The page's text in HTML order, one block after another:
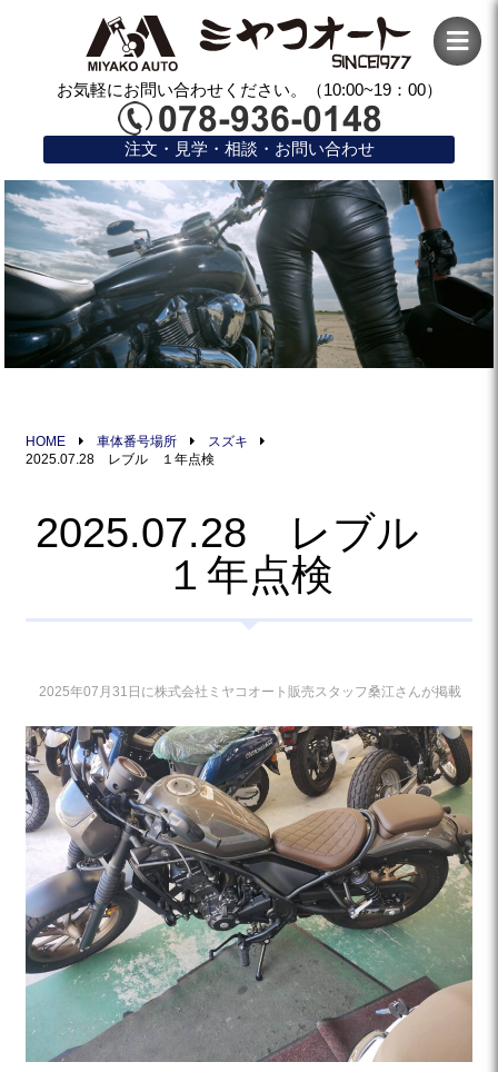
お気軽にお問い合わせください。（10:00~19：00）
注文・見学・相談・お問い合わせ
HOME 車体番号場所
スズキ
2025.07.28 レブル １年点検
2025.07.28 レブル
１年点検
2025年07月31日に株式会社ミヤコオート販売スタッフ桑江さんが掲載